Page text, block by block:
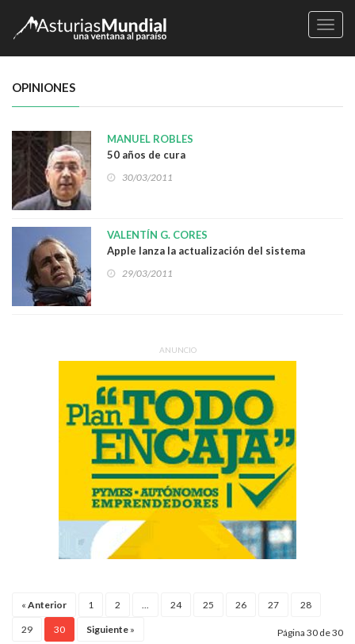
OPINIONES
MANUEL ROBLES
50 años de cura
30/03/2011
VALENTÍN G. CORES
Apple lanza la actualización del sistema
operativo MAC OS 10.6.7 pero...
29/03/2011
ANUNCIO
« Anterior 1 2 ... 24 25 26 27 28
29 30 Siguiente » Página 30 de 30